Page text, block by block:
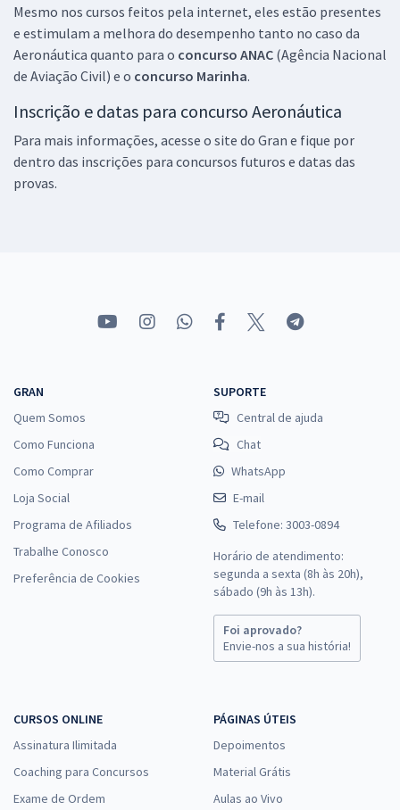
Mesmo nos cursos feitos pela internet, eles estão presentes
e estimulam a melhora do desempenho tanto no caso da
Aeronáutica quanto para o concurso ANAC (Agência Nacional
de Aviação Civil) e o concurso Marinha.
Inscrição e datas para concurso Aeronáutica
Para mais informações, acesse o site do Gran e fique por
dentro das inscrições para concursos futuros e datas das
provas.
GRAN
Quem Somos
Como Funciona
Como Comprar
Loja Social
Programa de Afiliados
Trabalhe Conosco
Preferência de Cookies
SUPORTE
Central de ajuda
Chat
WhatsApp
E-mail
Telefone: 3003-0894
Horário de atendimento:
segunda a sexta (8h às 20h),
sábado (9h às 13h).
Foi aprovado?
Envie-nos a sua história!
CURSOS ONLINE
Assinatura Ilimitada
Coaching para Concursos
Exame de Ordem
PÁGINAS ÚTEIS
Depoimentos
Material Grátis
Aulas ao Vivo